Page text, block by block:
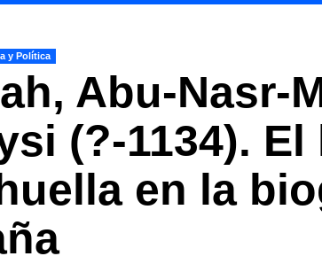
y Política
Abu-Nasr-
(?-1134).
en la